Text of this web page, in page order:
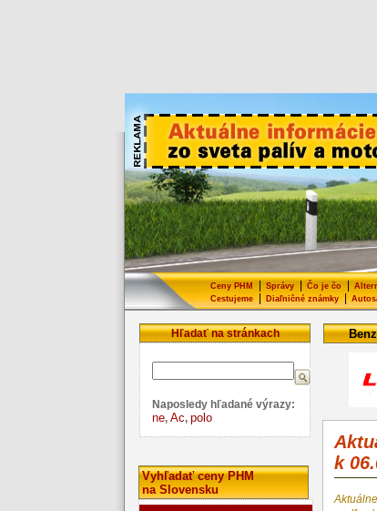
Ceny PHM Správy Čo je čo
Cestujeme| Diaľničné známky|
Hľadať na stránkach
Naposledy hľadané výrazy:
ne, Ac, polo
Vyhľadať ceny PHM
na Slovensku
k